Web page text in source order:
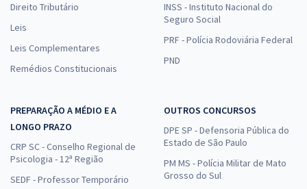
Direito Tributário
Leis
Leis Complementares
Remédios Constitucionais
INSS - Instituto Nacional do
Seguro Social
PRF - Polícia Rodoviária Federal
PND
PREPARAÇÃO A MÉDIO E A
LONGO PRAZO
CRP SC - Conselho Regional de
Psicologia - 12ª Região
SEDF - Professor Temporário
OUTROS CONCURSOS
DPE SP - Defensoria Pública do
Estado de São Paulo
PM MS - Polícia Militar de Mato
Grosso do Sul